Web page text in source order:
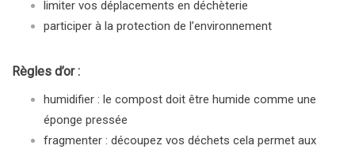
limiter vos déplacements en déchèterie
participer à la protection de l’environnement
Règles d’or :
humidifier : le compost doit être humide comme une
éponge pressée
fragmenter : découpez vos déchets cela permet aux